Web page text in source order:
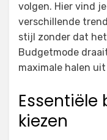
volgen. Hier vind
verschillende
stijl zonder dat
Budgetmode
maximale halen
Essentiële
kiezen